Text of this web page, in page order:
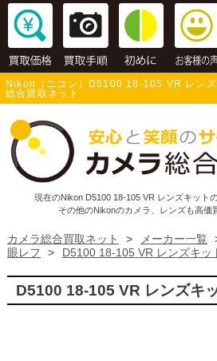
Nikon（ニコン）D5100 18-105 VR レンズ
総合買取ネット
現在のNikon D5100 18-105 VR レンズキット
その他のNikonのカメラ、レンズも高価
カメラ総合買取ネット > メーカー一覧
眼レフ
> D5100 18-105 VR レンズキッ
D5100 18-105 VR レンズキ